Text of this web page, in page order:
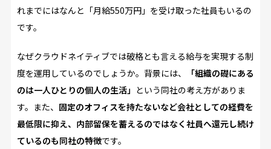
れまでにはなんと「月給550万円」を受け取った社員もいるの
です。
なぜクラウドネイティブでは破格とも言える給与を実現する制
度を運用しているのでしょうか。背景には、
「組織の礎にある
のは一人ひとりの個人の生活」 という同社の考え方がありま
す。また、 固定のオフィスを持たないなど会社としての経費を
最低限に抑え、内部留保を蓄えるのではなく社員へ還元し続け
ているのも同社の特徴です。